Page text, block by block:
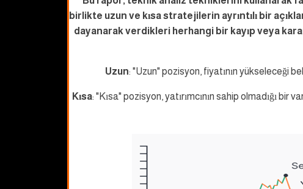
birlikte uzun ve kısa stratejilerin ayrıntılı bir
dayanarak verdikleri herhangi bir kayıp veya
Uzun: "Uzun" pozisyon, fiyatının yükseleceği
Kısa: "Kısa" pozisyon, yatırımcının sahip olmadığı